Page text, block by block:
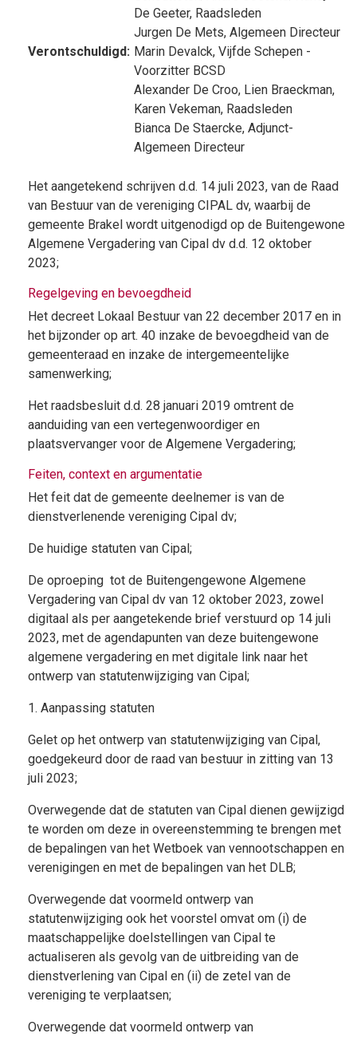
De Geeter, Raadsleden
Jurgen De Mets, Algemeen Directeur
Verontschuldigd: Marin Devalck, Vijfde Schepen -
Voorzitter BCSD
Alexander De Croo, Lien Braeckman,
Karen Vekeman, Raadsleden
Bianca De Staercke, Adjunct-
Algemeen Directeur
Het aangetekend schrijven d.d. 14 juli 2023, van de Raad
van Bestuur van de vereniging CIPAL dv, waarbij de
gemeente Brakel wordt uitgenodigd op de Buitengewone
Algemene Vergadering van Cipal dv d.d. 12 oktober
2023;
Regelgeving en bevoegdheid
Het decreet Lokaal Bestuur van 22 december 2017 en in
het bijzonder op art. 40 inzake de bevoegdheid van de
gemeenteraad en inzake de intergemeentelijke
samenwerking;
Het raadsbesluit d.d. 28 januari 2019 omtrent de
aanduiding van een vertegenwoordiger en
plaatsvervanger voor de Algemene Vergadering;
Feiten, context en argumentatie
Het feit dat de gemeente deelnemer is van de
dienstverlenende vereniging Cipal dv;
De huidige statuten van Cipal;
De oproeping tot de Buitengengewone Algemene
Vergadering van Cipal dv van 12 oktober 2023, zowel
digitaal als per aangetekende brief verstuurd op 14 juli
2023, met de agendapunten van deze buitengewone
algemene vergadering en met digitale link naar het
ontwerp van statutenwijziging van Cipal;
1. Aanpassing statuten
Gelet op het ontwerp van statutenwijziging van Cipal,
goedgekeurd door de raad van bestuur in zitting van 13
juli 2023;
Overwegende dat de statuten van Cipal dienen gewijzigd
te worden om deze in overeenstemming te brengen met
de bepalingen van het Wetboek van vennootschappen en
verenigingen en met de bepalingen van het DLB;
Overwegende dat voormeld ontwerp van
statutenwijziging ook het voorstel omvat om (i) de
maatschappelijke doelstellingen van Cipal te
actualiseren als gevolg van de uitbreiding van de
dienstverlening van Cipal en (ii) de zetel van de
vereniging te verplaatsen;
Overwegende dat voormeld ontwerp van